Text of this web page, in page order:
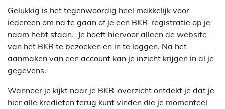
Gelukkig is het tegenwoordig heel makkelijk voor
iedereen om na te gaan of je een BKR-registratie op je
naam hebt staan. Je hoeft hiervoor alleen de website
van het BKR te bezoeken en in te loggen. Na het
aanmaken van een account kan je inzicht krijgen in al je
gegevens.
Wanneer je kijkt naar je BKR-overzicht ontdekt je dat je
hier alle kredieten terug kunt vinden die je momenteel